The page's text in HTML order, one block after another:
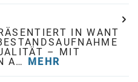
IN WANT
– MIT
A…
MEHR